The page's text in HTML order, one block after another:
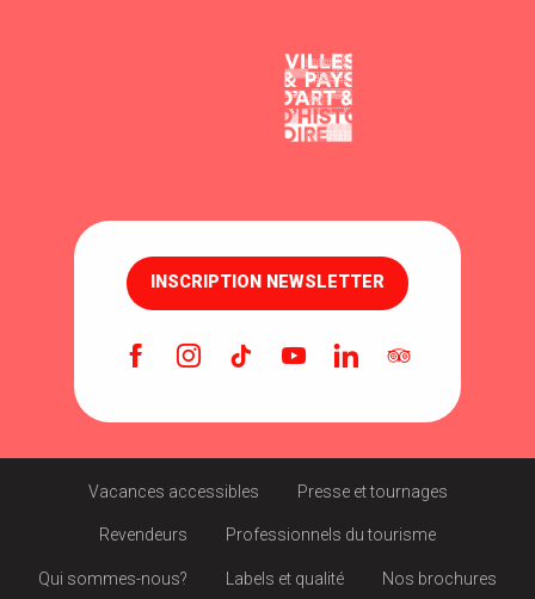
INSCRIPTION NEWSLETTER
Vacances accessibles Presse et tournages
Revendeurs Professionnels du tourisme
Qui sommes-nous? Labels et qualité Nos brochures